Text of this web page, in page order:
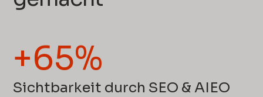
+65%
Sichtbarkeit durch SEO & AIEO